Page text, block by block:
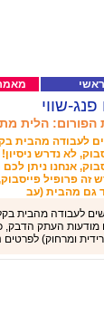
ראשי
שווי
הפורום: הלית
לעבודה מהבית
לא נדרש
אנחנו ניתן
זה פרופיל
גם מהבית (עב
לעבודה מהבית
מודעות העתק הדבק,
ומרחוק) לפרטים ניתן